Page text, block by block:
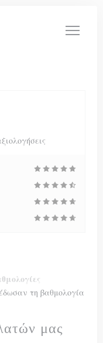
μας
τη βαθμολογία